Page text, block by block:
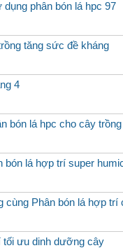
phân bón lá hpc 97
tăng sức đề kháng
4
bón lá hpc cho cây trồng
bón lá hợp trí super
cùng Phân bón lá hợp trí
tối ưu dinh dưỡng cây